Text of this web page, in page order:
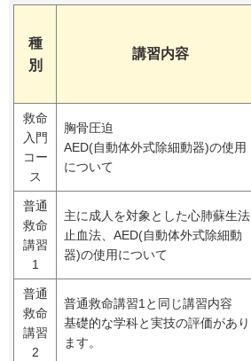
種
別
講習内容
救命
入門
コー
ス
胸骨圧迫
AED(自動体外式除細動器)の使用
について
普通
救命
講習
1
主に成人を対象とした心肺蘇生法
止血法、AED(自動体外式除細動
器)の使用について
普通
救命
講習
2
普通救命講習1と同じ講習内容
基礎的な学科と実技の評価があり
ます。